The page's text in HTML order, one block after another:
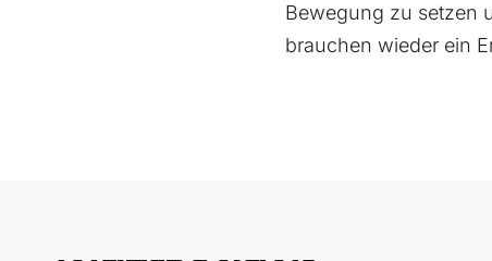
Bewegung zu setzen
brauchen wieder ein